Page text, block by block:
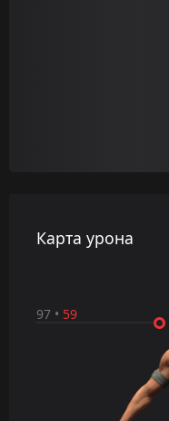
Карта урона
97 • 59